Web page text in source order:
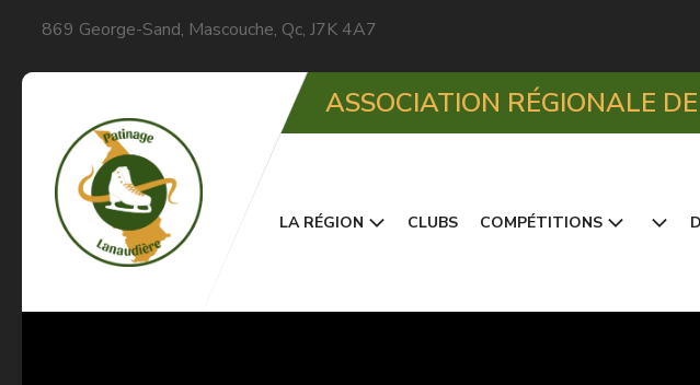
869 George-Sand, Mascouche, Qc, J7K 4A7
ASSOCIATION RÉGIONALE
LA RÉGION CLUBS COMPÉTITIONS